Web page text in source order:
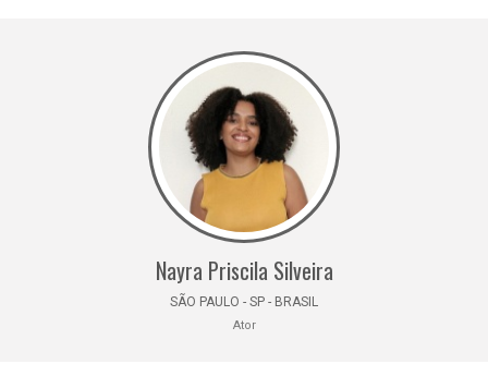
Nayra Priscila Silveira
SÃO PAULO - SP - BRASIL
Ator